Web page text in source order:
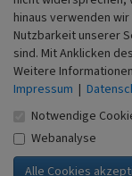
Eisenhütte
Schlagwörter
Straße /
Ort
hinaus verwenden
Nutzbarkeit unserer
sind. Mit Anklicken
Weitere
Impressum |
Notwendige
Webanalyse